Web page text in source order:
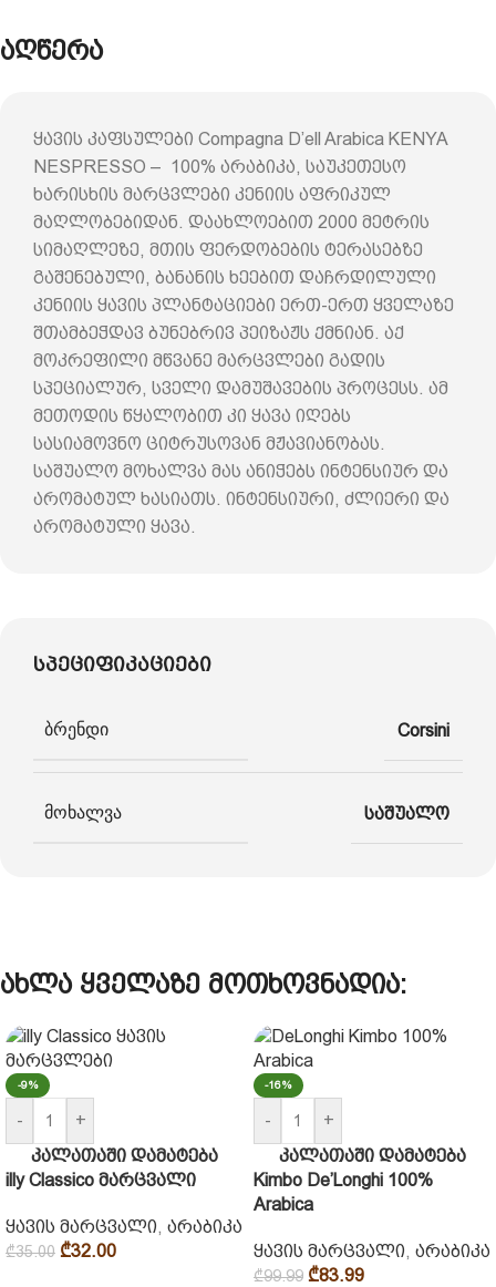
აღწერა
ყავის კაფსულები Compagna D’ell Arabica KENYA
NESPRESSO – 100% არაბიკა, საუკეთესო
ხარისხის მარცვლები კენიის აფრიკულ
მაღლობებიდან. დაახლოებით 2000 მეტრის
სიმაღლეზე, მთის ფერდობების ტერასებზე
გაშენებული, ბანანის ხეებით დაჩრდილული
კენიის ყავის პლანტაციები ერთ-ერთ ყველაზე
შთამბეჭდავ ბუნებრივ პეიზაჟს ქმნიან. აქ
მოკრეფილი მწვანე მარცვლები გადის
სპეციალურ, სველი დამუშავების პროცესს. ამ
მეთოდის წყალობით კი ყავა იღებს
სასიამოვნო ციტრუსოვან მჟავიანობას.
საშუალო მოხალვა მას ანიჭებს ინტენსიურ და
არომატულ ხასიათს. ინტენსიური, ძლიერი და
არომატული ყავა.
სპეციფიკაციები
ბრენდი Corsini
მოხალვა საშუალო
ახლა ყველაზე მოთხოვნადია:
-9%
-
+
კალათაში დამატება
illy Classico მარცვალი
ყავის მარცვალი, არაბიკა
₾35.00 ₾32.00
-16%
-
+
კალათაში დამატება
Kimbo De’Longhi 100%
Arabica
ყავის მარცვალი, არაბიკა
₾99.99 ₾83.99